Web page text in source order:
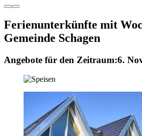
Ferienunterkünfte mit
Gemeinde Schagen
Angebote für den Zeitraum:6.